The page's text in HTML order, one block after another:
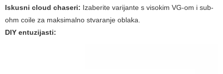
Iskusni cloud chaseri: Izaberite varijante s visokim VG-om i sub-
ohm coile za maksimalno stvaranje oblaka.
DIY entuzijasti: